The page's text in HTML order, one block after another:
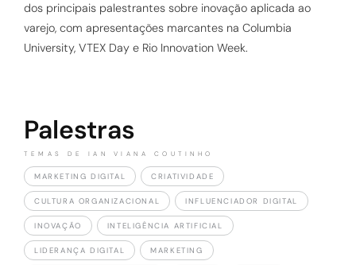
dos principais palestrantes sobre inovação aplicada ao
varejo, com apresentações marcantes na Columbia
University, VTEX Day e Rio Innovation Week.
Palestras
TEMAS DE IAN VIANA COUTINHO
MARKETING DIGITAL CRIATIVIDADE
CULTURA ORGANIZACIONAL INFLUENCIADOR DIGITAL
INOVAÇÃO INTELIGÊNCIA ARTIFICIAL
LIDERANÇA DIGITAL MARKETING